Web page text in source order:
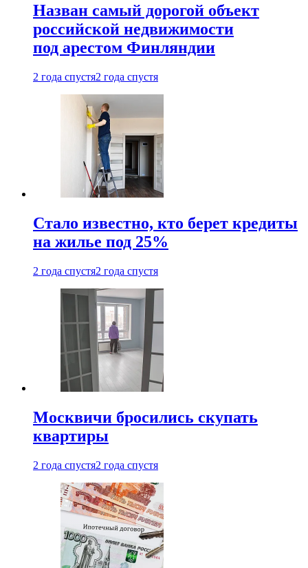
Назван самый дорогой объект
российской недвижимости
под арестом Финляндии
2 года спустя2 года спустя
Стало известно, кто берет кредиты
на жилье под 25%
2 года спустя2 года спустя
Москвичи бросились скупать
квартиры
2 года спустя2 года спустя